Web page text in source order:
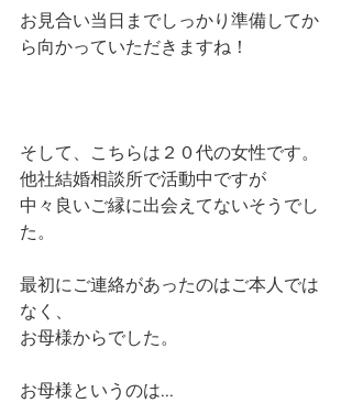
お見合い当日までしっかり準備してか
ら向かっていただきますね！
そして、こちらは２０代の女性です。
他社結婚相談所で活動中ですが
中々良いご縁に出会えてないそうでし
た。
最初にご連絡があったのはご本人では
なく、
お母様からでした。
お母様というのは...